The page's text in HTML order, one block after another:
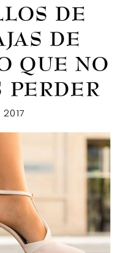
DE
DE
QUE NO
PERDER